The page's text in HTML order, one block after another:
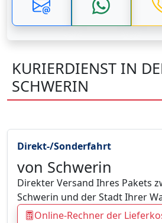
KURIERDIENST IN
SCHWERIN
Direkt-/Sonderfahrt
von Schwerin
Direkter Versand Ihres Pakets
Schwerin und der Stadt Ihrer
Online-Rechner der